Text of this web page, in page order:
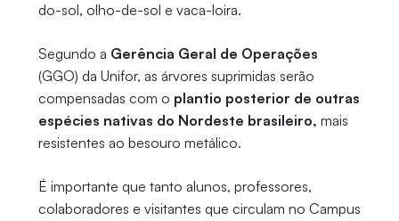
do-sol, olho-de-sol e vaca-loira.
Segundo a Gerência Geral de Operações
(GGO) da Unifor, as árvores suprimidas serão
compensadas com o plantio posterior de outras
espécies nativas do Nordeste brasileiro, mais
resistentes ao besouro metálico.
É importante que tanto alunos, professores,
colaboradores e visitantes que circulam no Campus